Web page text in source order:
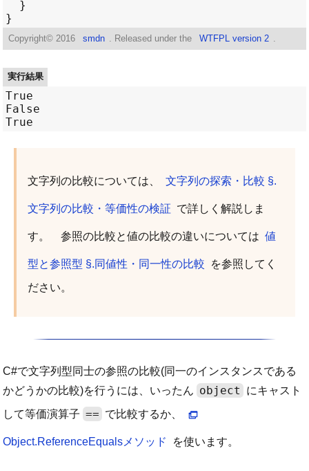
Copyright© 2016 smdn . Released under the WTFPL version 2 .
実行結果
True
False
文字列の比較については、 文字列の探索・比較 §.
文字列の比較・等価性の検証 で詳しく解説しま
す。 参照の比較と値の比較の違いについては 値
型と参照型 §.同値性・同一性の比較
を参照してく
ださい。
C#で文字列型同士の参照の比較(同一のインスタンスである
かどうかの比較)を行うには、いったん object
にキャスト
して等価演算子 == で比較するか、
Object.ReferenceEqualsメソッド を使います。